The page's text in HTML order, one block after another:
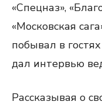
«Спецназ»,
«Московская
побывал в
дал интервью
Рассказывая о